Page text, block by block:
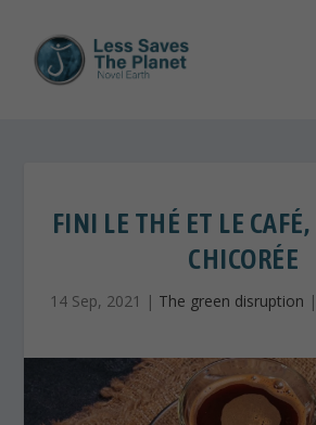
FINI LE THÉ ET LE CAFÉ,
CHICORÉE
14 Sep, 2021 | The green disruption |